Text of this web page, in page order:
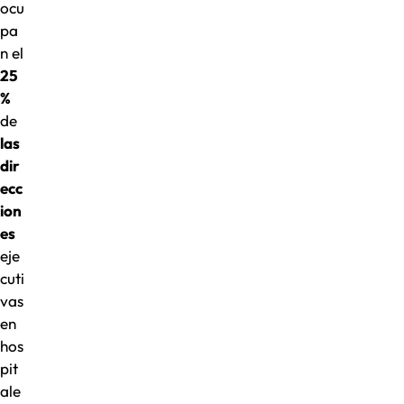
ocu
pa
n el
25
%
de
las
dir
ecc
ion
es
eje
cuti
vas
en
hos
pit
ale